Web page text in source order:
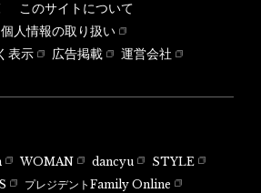
このサイトについて
個人情報の取り扱い
表示
広告掲載
運営会社
WOMAN dancyu
STYLE
プレジデントFamily Online